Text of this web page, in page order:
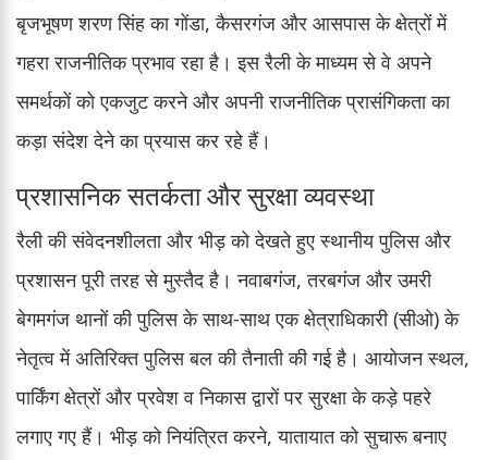
बृजभूषण शरण सिंह का गोंडा, कैसरगंज और आसपास के क्षेत्रों में
गहरा राजनीतिक प्रभाव रहा है। इस रैली के माध्यम से वे अपने
समर्थकों को एकजुट करने और अपनी राजनीतिक प्रासंगिकता का
कड़ा संदेश देने का प्रयास कर रहे हैं।
प्रशासनिक सतर्कता और सुरक्षा व्यवस्था
रैली की संवेदनशीलता और भीड़ को देखते हुए स्थानीय पुलिस और
प्रशासन पूरी तरह से मुस्तैद है। नवाबगंज, तरबगंज और उमरी
बेगमगंज थानों की पुलिस के साथ-साथ एक क्षेत्राधिकारी (सीओ) के
नेतृत्व में अतिरिक्त पुलिस बल की तैनाती की गई है। आयोजन स्थल,
पार्किंग क्षेत्रों और प्रवेश व निकास द्वारों पर सुरक्षा के कड़े पहरे
लगाए गए हैं। भीड़ को नियंत्रित करने, यातायात को सुचारू बनाए